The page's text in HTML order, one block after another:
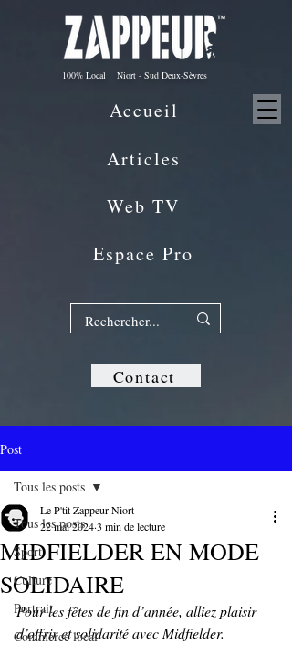
100% Local Niort - Sud Deux-Sèvres
Contact
Articles
Web TV
Espace Pro
Accueil
Post
Tous les posts
Sport
Culture
Portrait
Commerce local
Tous les posts
MIDFIELDER EN MODE
SOLIDAIRE
Le P'tit Zappeur Niort
22 mai 20243 min de lecture
Pour les fêtes de fin d’année, alliez plaisir
d’offrir et solidarité avec Midfielder.